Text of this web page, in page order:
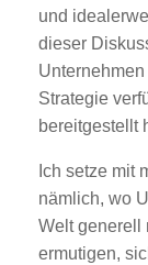
und
dieser
Strategie
bereitgestellt
Ich setze mit
nämlich, wo
Welt generell
ermutigen,